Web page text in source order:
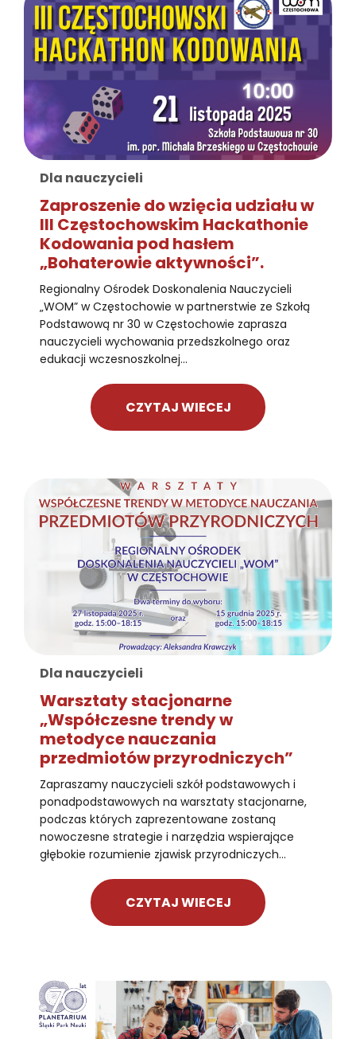
Dla nauczycieli
Zaproszenie do wzięcia udziału w
III Częstochowskim Hackathonie
Kodowania pod hasłem
„Bohaterowie aktywności”.
Regionalny Ośrodek Doskonalenia Nauczycieli
„WOM” w Częstochowie w partnerstwie ze Szkołą
Podstawową nr 30 w Częstochowie zaprasza
nauczycieli wychowania przedszkolnego oraz
edukacji wczesnoszkolnej...
CZYTAJ WIECEJ
Dla nauczycieli
Warsztaty stacjonarne
„Współczesne trendy w
metodyce nauczania
przedmiotów przyrodniczych”
Zapraszamy nauczycieli szkół podstawowych i
ponadpodstawowych na warsztaty stacjonarne,
podczas których zaprezentowane zostaną
nowoczesne strategie i narzędzia wspierające
głębokie rozumienie zjawisk przyrodniczych...
CZYTAJ WIECEJ